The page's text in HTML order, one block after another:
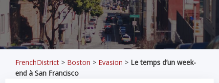
FrenchDistrict > Boston > Evasion > Le temps d’un week-
end à San Francisco